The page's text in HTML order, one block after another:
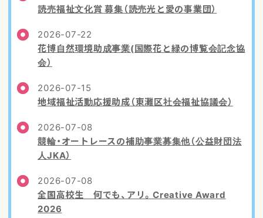
読売福祉文化賞 募集（読売光と愛の事業団）
2026-07-22
花博自然環境助成事業(国際花と緑の博覧会記念協
会）
2026-07-15
地域福祉活動応援助成（東灘区社会福祉協議会）
2026-07-08
競輪・オートレースの補助事業募集他（公益財団法
人JKA）
2026-07-08
全国高校生 何でも、アリ。Creative Award
2026